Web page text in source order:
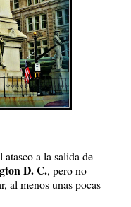
a la salida de
D. C., pero no
al menos unas pocas